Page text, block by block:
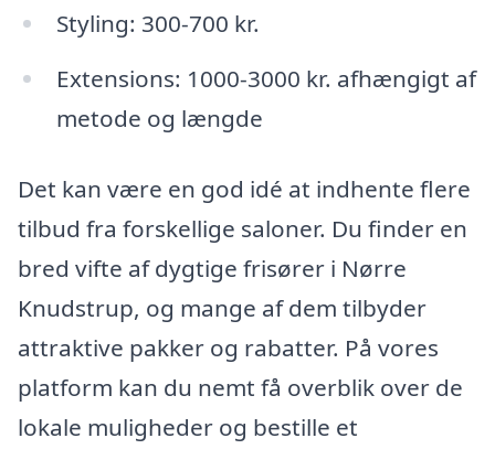
Styling: 300-700 kr.
Extensions: 1000-3000 kr. afhængigt af
metode og længde
Det kan være en god idé at indhente flere
tilbud fra forskellige saloner. Du finder en
bred vifte af dygtige frisører i Nørre
Knudstrup, og mange af dem tilbyder
attraktive pakker og rabatter. På vores
platform kan du nemt få overblik over de
lokale muligheder og bestille et